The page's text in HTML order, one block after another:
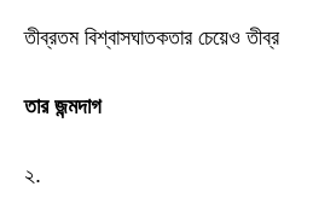
তীব্রতম বিশ্বাসঘাতকতার চেয়েও তীব্র
তার জন্মদাগ
২.